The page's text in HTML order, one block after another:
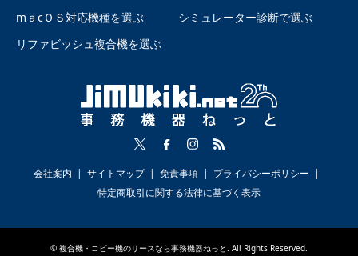
mａcＯＳ対応機種を選ぶ
リファビッシュ複合機を選ぶ
シミュレーター診断で選ぶ
会社案内 サイトマップ 免責事項
プライバシーポリシー
特定商取引に関する法律に基づく表示
© 複合機・コピー機のリースなら事務機器ねっと. All Rights Reserved.